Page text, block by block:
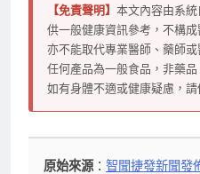
【免責聲明】 本文內容由系
供一般健康資訊參考，不構
亦不能取代專業醫師、藥師
任何產品為一般食品，非藥
如有身體不適或健康疑慮，
原始來源：智聞捷發新聞發